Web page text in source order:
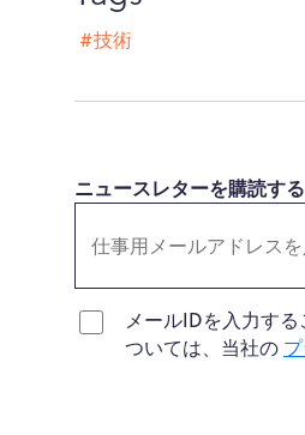
#技術
ニュースレターを購読する
メールIDを入力す
ついては、当社の